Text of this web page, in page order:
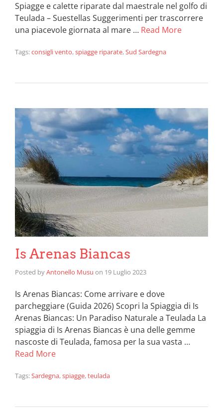
Spiagge e calette riparate dal maestrale nel golfo di
Teulada – Suestellas Suggerimenti per trascorrere
una piacevole giornata al mare … Read More
Tags:consigli vento,spiagge riparate,Sud Sardegna
Is Arenas Biancas
Posted byAntonello Musu on 19 Luglio 2023
Is Arenas Biancas: Come arrivare e dove
parcheggiare (Guida 2026) Scopri la Spiaggia di Is
Arenas Biancas: Un Paradiso Naturale a Teulada La
spiaggia di Is Arenas Biancas è una delle gemme
nascoste di Teulada, famosa per la sua vasta …
Read More
Tags:Sardegna,spiagge,teulada